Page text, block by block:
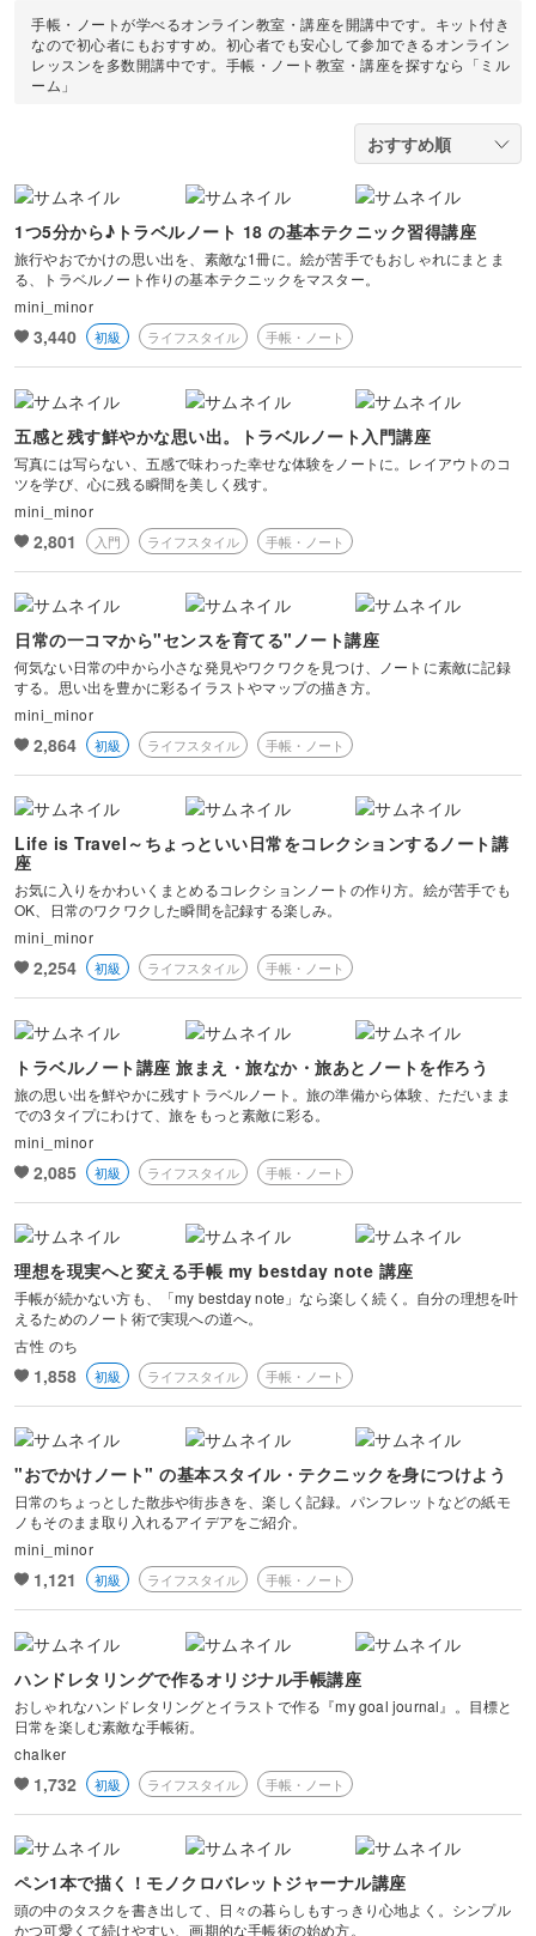
アロマキャンドル
サシェ
レザークラフト
ぬいぐるみ
金継ぎ
フラワーアレンジメント
アロマ・ハーブ
パーソナルカラー
暮らし
ヨガ
洋菓子
和菓子
EC・集客
Webデザイン
カメラ基礎
構図
光・ライティング
風景・スナップ
物撮り・テーブルフォト
ポートレート
手帳・ノートが学べるオンライン教室・講座を開講中です。キット付き
なので初心者にもおすすめ。初心者でも安心して参加できるオンライン
レッスンを多数開講中です。手帳・ノート教室・講座を探すなら「ミル
ーム」
1つ5分から♪トラベルノート 18 の基本テクニック習得講座
旅行やおでかけの思い出を、素敵な1冊に。絵が苦手でもおしゃれにまとま
る、トラベルノート作りの基本テクニックをマスター。
mini_minor
3,440 初級 ライフスタイル 手帳・ノート
五感と残す鮮やかな思い出。トラベルノート入門講座
写真には写らない、五感で味わった幸せな体験をノートに。レイアウトのコ
ツを学び、心に残る瞬間を美しく残す。
mini_minor
2,801 入門 ライフスタイル 手帳・ノート
日常の一コマから"センスを育てる"ノート講座
何気ない日常の中から小さな発見やワクワクを見つけ、ノートに素敵に記録
する。思い出を豊かに彩るイラストやマップの描き方。
mini_minor
2,864 初級 ライフスタイル 手帳・ノート
Life is Travel～ちょっといい日常をコレクションするノート講
座
お気に入りをかわいくまとめるコレクションノートの作り方。絵が苦手でも
OK、日常のワクワクした瞬間を記録する楽しみ。
mini_minor
2,254 初級 ライフスタイル 手帳・ノート
トラベルノート講座 旅まえ・旅なか・旅あとノートを作ろう
旅の思い出を鮮やかに残すトラベルノート。旅の準備から体験、ただいまま
での3タイプにわけて、旅をもっと素敵に彩る。
mini_minor
2,085 初級 ライフスタイル 手帳・ノート
理想を現実へと変える手帳 my bestday note 講座
手帳が続かない方も、「my bestday note」なら楽しく続く。自分の理想を叶
えるためのノート術で実現への道へ。
古性 のち
1,858 初級 ライフスタイル 手帳・ノート
"おでかけノート" の基本スタイル・テクニックを身につけよう
日常のちょっとした散歩や街歩きを、楽しく記録。パンフレットなどの紙モ
ノもそのまま取り入れるアイデアをご紹介。
mini_minor
1,121 初級 ライフスタイル 手帳・ノート
ハンドレタリングで作るオリジナル手帳講座
おしゃれなハンドレタリングとイラストで作る『my goal journal』。目標と
日常を楽しむ素敵な手帳術。
chalker
1,732 初級 ライフスタイル 手帳・ノート
ペン1本で描く！モノクロバレットジャーナル講座
頭の中のタスクを書き出して、日々の暮らしもすっきり心地よく。シンプル
かつ可愛くて続けやすい、画期的な手帳術の始め方。